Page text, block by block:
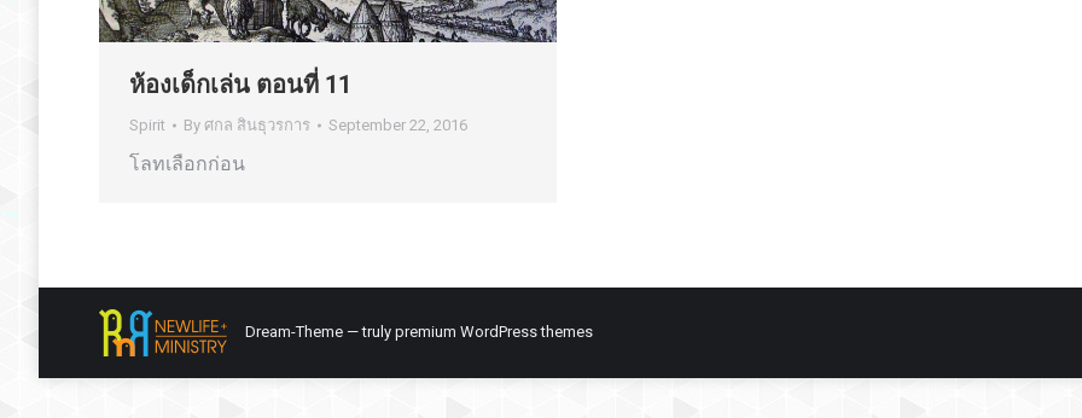
ห้องเด็กเล่น ตอนที่ 11
Spirit By ศกล สินธุวรการ September 22, 2016
โลทเลือกก่อน
Dream-Theme — truly premium WordPress themes